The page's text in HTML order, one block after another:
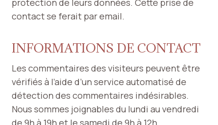
protection de leurs données. Cette prise de
contact se ferait par email.
INFORMATIONS DE CONTACT
Les commentaires des visiteurs peuvent être
vérifiés à l’aide d’un service automatisé de
détection des commentaires indésirables.
Nous sommes joignables du lundi au vendredi